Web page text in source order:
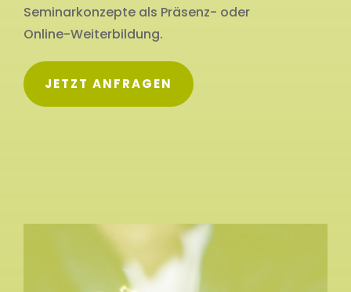
Seminarkonzepte als Präsenz- oder
Online-Weiterbildung.
JETZT ANFRAGEN